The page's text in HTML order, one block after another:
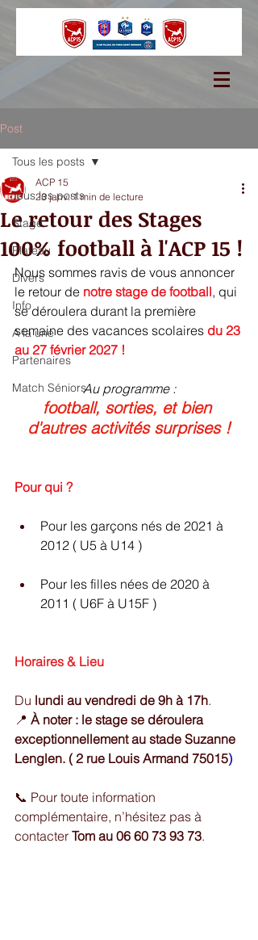
Post
Tous les posts
Stage
Plateau
Divers
Info
A la une
Partenaires
Match Séniors
Tous les posts
Le retour des Stages
100% football à l'ACP 15 !
ACP 15
23 janv. 1 min de lecture
Nous sommes ravis de vous annoncer
le retour de notre stage de football, qui
se déroulera durant la première
semaine des vacances scolaires du 23
au 27 février 2027 !
Au programme :
football, sorties, et bien
d'autres activités surprises !
Pour qui ?
Pour les garçons nés de 2021 à
2012 ( U5 à U14 )
Pour les filles nées de 2020 à
2011 ( U6F à U15F )
Horaires & Lieu
Du lundi au vendredi de 9h à 17h.
📍 À noter : le stage se déroulera
exceptionnellement au stade Suzanne
Lenglen. ( 2 rue Louis Armand 75015)
📞 Pour toute information
complémentaire, n’hésitez pas à
contacter Tom au 06 60 73 93 73.